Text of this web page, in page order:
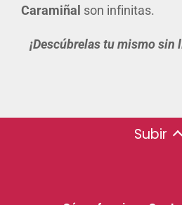
Caramiñal son infinitas.
¡Descúbrelas tu mismo
Subir